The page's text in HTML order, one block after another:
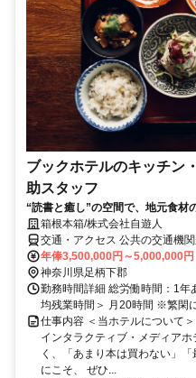
ブックホテルのキッチン
助スタッフ
“読書と癒し”の空間で、地元食材
箱根本箱/株式会社自遊人
交通・アクセス 公共の交通機
年俸3,500,000円～5,000,000円
神奈川県足柄下郡
勤務時間詳細 総労働時間：1
均残業時間＞ 月20時間 ※繁閑
仕事内容 ＜当ホテルについて
インタラクティブ・メディア
く、「あまり本は買わない」
にこそ、 ぜひ...